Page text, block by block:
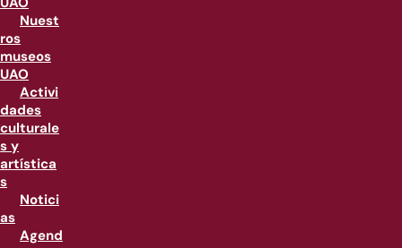
Nuest
ros
museos
UAO
Activi
dades
culturale
s y
artística
s
Notici
as
Agend